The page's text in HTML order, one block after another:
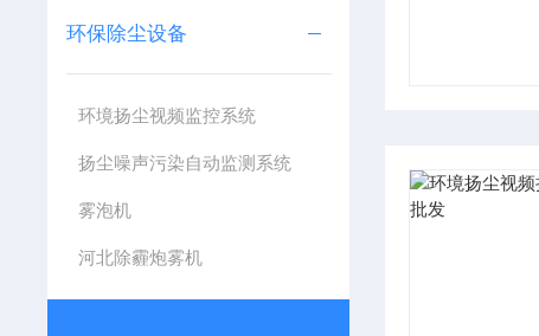
环保除尘设备
环境扬尘视频监控系统
扬尘噪声污染自动监测系统
雾泡机
河北除霾炮雾机